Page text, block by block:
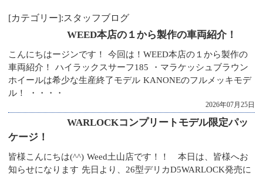
[カテゴリー]:スタッフブログ
WEED本店の１から製作の車両紹介！
こんにちはージンです！ 今回は！WEED本店の１から製作の
車両紹介！ ハイラックスサーフ185 ・マラケッシュブラウン
ホイールは希少な生産終了モデル KANONEのフルメッキモデ
ル！ ・・・・
2026年07月25日
WARLOCKコンプリートモデル限定パッ
ケージ！
皆様こんにちは(^^) Weed土山店です！！ 本日は、皆様へお
知らせになります 先日より、26型デリカD5WARLOCK発売に